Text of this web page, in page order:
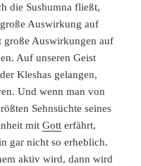
die Sushumna fließt,
Auswirkung auf
große Auswirkungen auf
Auf unseren Geist
Kleshas gelangen,
Und wenn man von
Sehnsüchte seines
mitGott erfährt,
gar nicht so erheblich.
aktiv wird, dann wird